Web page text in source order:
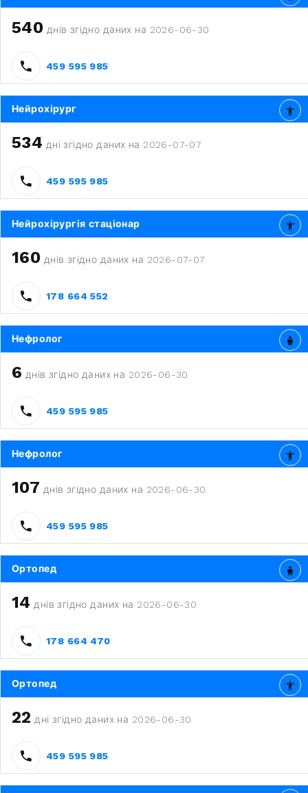
540 днів згідно даних на 2026-06-30
459 595 985
Нейрохірург
534 дні згідно даних на 2026-07-07
459 595 985
Нейрохірургія стаціонар
160 днів згідно даних на 2026-07-07
178 664 552
Нефролог
6 днів згідно даних на 2026-06-30
459 595 985
Нефролог
107 днів згідно даних на 2026-06-30
459 595 985
Ортопед
14 днів згідно даних на 2026-06-30
178 664 470
Ортопед
22 дні згідно даних на 2026-06-30
459 595 985